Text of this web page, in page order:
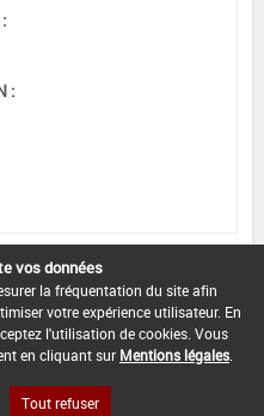
:
DÉLAIS AVANT
vos données
la fréquentation du site afin
votre expérience utilisateur. En
l'utilisation de cookies. Vous
en cliquant sur Mentions légales
Tout refuser